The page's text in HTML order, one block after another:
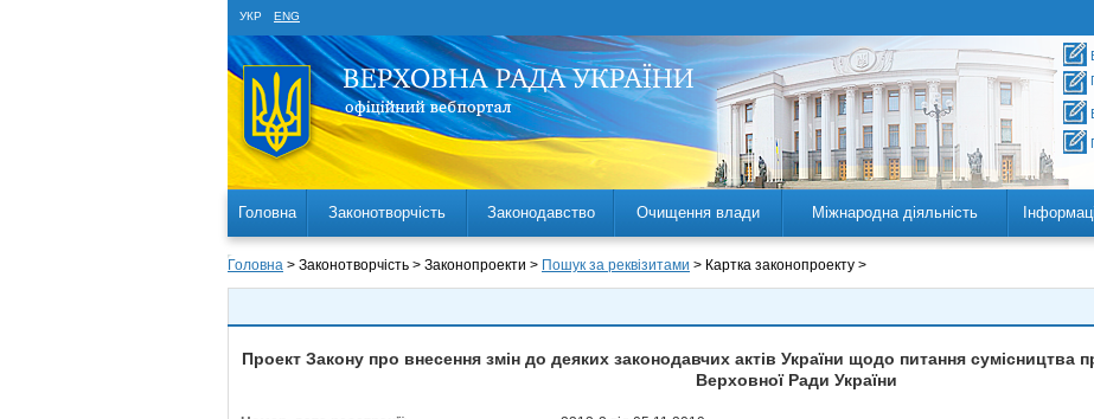
УКР ENG
Головна Законотворчість Законодавство Очищення влади Міжнародна діяльність
Головна > Законотворчість > Законопроекти > Пошук за реквізитами > Картка законопроекту >
Проект Закону про внесення змін до деяких законодавчих актів України щодо питання сумісництва
Верховної Ради України